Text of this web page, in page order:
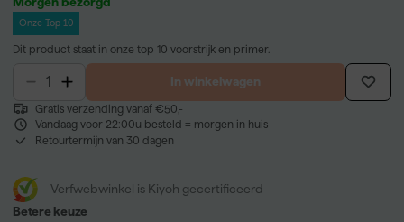
Onze Top 10
Dit product staat in onze top 10 voorstrijk en primer.
In winkelwagen
Gratis verzending vanaf €50,-
Vandaag voor 22:00u besteld = morgen in huis
Retourtermijn van 30 dagen
Verfwebwinkel is Kiyoh gecertificeerd
Betere keuze